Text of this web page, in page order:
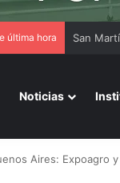
última hora
Noticias
Aires: Expoagro